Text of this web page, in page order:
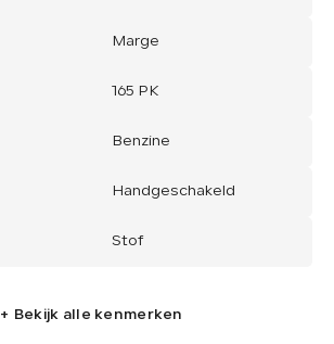
Marge
165 PK
Benzine
Handgeschakeld
Stof
+ Bekijk alle kenmerken